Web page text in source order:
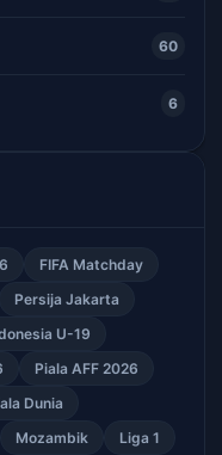
60
6
FIFA Matchday
Persija Jakarta
U-19
Piala AFF 2026
Dunia
Mozambik
Liga 1